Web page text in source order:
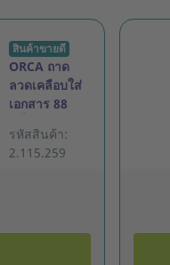
สินค้าขายดี
ORCA ถาด
ลวดเคลือบใส่
เอกสาร 88
รหัสสินค้า:
2.115.259